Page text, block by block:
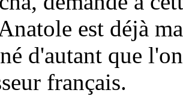
est déjà
d'autant que
français.